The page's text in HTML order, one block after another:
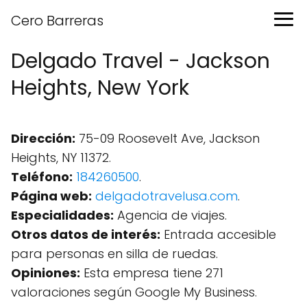
Cero Barreras
Delgado Travel - Jackson
Heights, New York
Dirección: 75-09 Roosevelt Ave, Jackson
Heights, NY 11372.
Teléfono: 184260500.
Página web: delgadotravelusa.com.
Especialidades: Agencia de viajes.
Otros datos de interés: Entrada accesible
para personas en silla de ruedas.
Opiniones: Esta empresa tiene 271
valoraciones según Google My Business.